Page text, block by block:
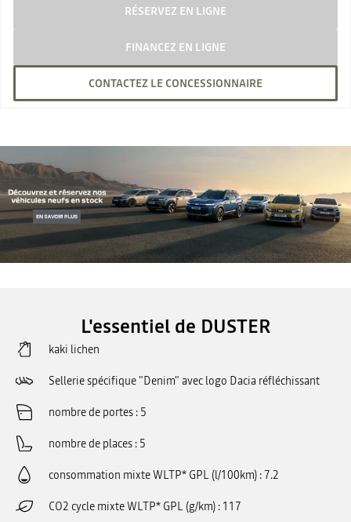
RÉSERVEZ EN LIGNE
FINANCEZ EN LIGNE
CONTACTEZ LE CONCESSIONNAIRE
L'essentiel de DUSTER
kaki lichen
Sellerie spécifique "Denim" avec logo Dacia réfléchissant
nombre de portes 5
nombre de places 5
consommation mixte WLTP* GPL (l/100km) 7.2
CO2 cycle mixte WLTP* GPL (g/km) 117